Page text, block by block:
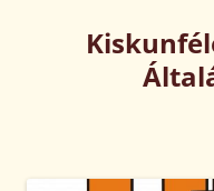
tartalomba